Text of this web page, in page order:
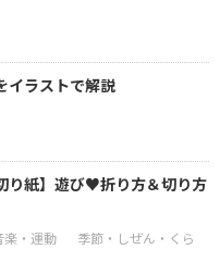
イラストで解説
り紙】遊び♥折り方＆切り方